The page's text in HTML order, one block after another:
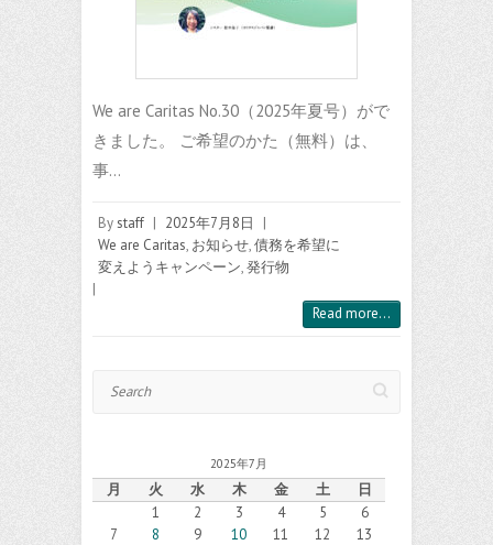
We are Caritas No.30（2025年夏号）がで
きました。 ご希望のかた（無料）は、
事…
Bystaff | 2025年7月8日
|
We are Caritas, お知らせ,債務を希望に
変えようキャンペーン,発行物
|
Read more...
2025年7月
月 火 水 木 金 土
日
1
2 3 4 5
6
7
8 9 10 11 12
13